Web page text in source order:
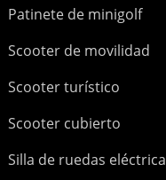
Patinete de minigolf
Scooter de movilidad
Scooter turístico
Scooter cubierto
Silla de ruedas eléctrica